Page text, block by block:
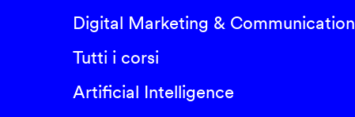
Digital Marketing & Communication
Tutti i corsi
Artificial Intelligence